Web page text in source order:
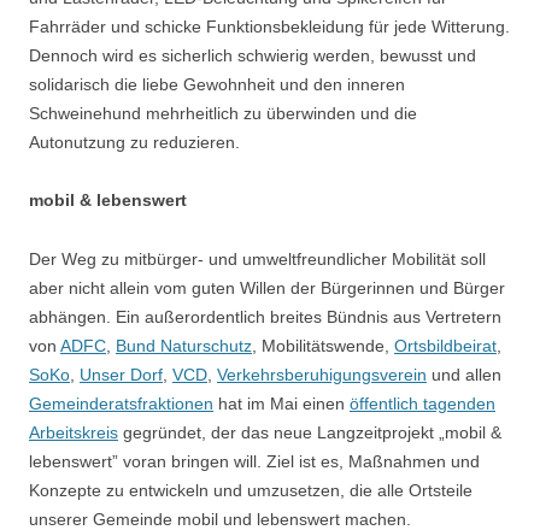
Fahrräder und schicke Funktionsbekleidung für jede Witterung.
Dennoch wird es sicherlich schwierig werden, bewusst und
solidarisch die liebe Gewohnheit und den inneren
Schweinehund mehrheitlich zu überwinden und die
Autonutzung zu reduzieren.
mobil & lebenswert
Der Weg zu mitbürger- und umweltfreundlicher Mobilität soll
aber nicht allein vom guten Willen der Bürgerinnen und Bürger
abhängen. Ein außerordentlich breites Bündnis aus Vertretern
von ADFC Bund Naturschutz , Mobilitätswende, Ortsbildbeirat
SoKo Unser Dorf VCD Verkehrsberuhigungsverein und allen
Gemeinderatsfraktionen hat im Mai einen öffentlich tagenden
Arbeitskreis gegründet, der das neue Langzeitprojekt „mobil &
lebenswert” voran bringen will. Ziel ist es, Maßnahmen und
Konzepte zu entwickeln und umzusetzen, die alle Ortsteile
unserer Gemeinde mobil und lebenswert machen.